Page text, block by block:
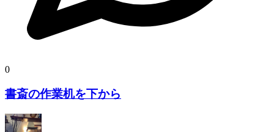
0
書斎の作業机を下から